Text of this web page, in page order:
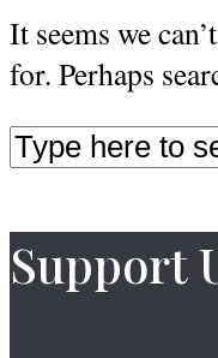
It seems we
for. Perhaps
Support